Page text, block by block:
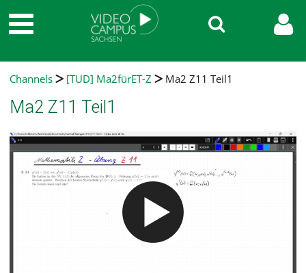
Channels [TUD] Ma2fürET-Z Ma2 Z11 Teil1
Ma2 Z11 Teil1